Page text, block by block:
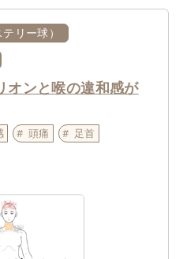
リー球）
オンと喉の違和感が
頭痛
足首